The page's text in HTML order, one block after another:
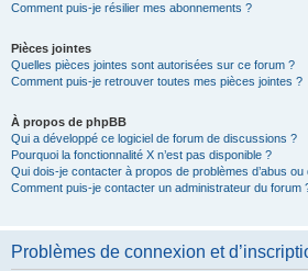
Comment puis-je résilier mes abonnements ?
Pièces jointes
Quelles pièces jointes sont autorisées sur ce forum ?
Comment puis-je retrouver toutes mes pièces jointes ?
À propos de phpBB
Qui a développé ce logiciel de forum de discussions ?
Pourquoi la fonctionnalité X n’est pas disponible ?
Qui dois-je contacter à propos de problèmes d’abus
Comment puis-je contacter un administrateur du forum
Problèmes de connexion et